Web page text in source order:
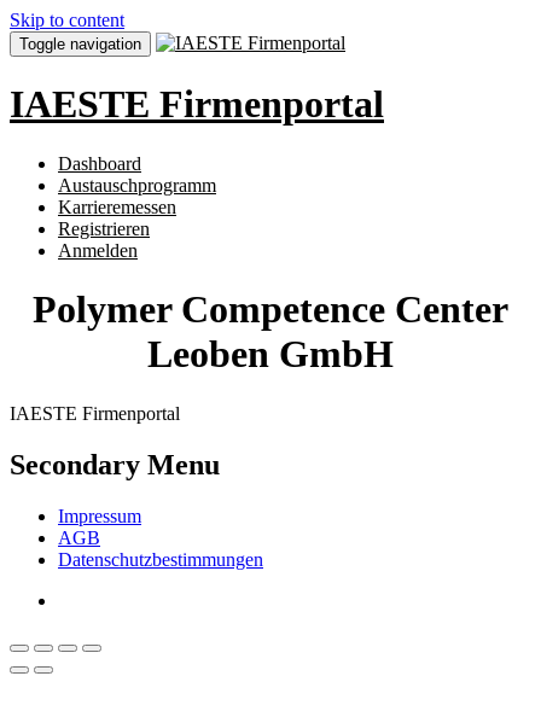
Skip to content
Toggle navigation
IAESTE Firmenportal
Dashboard
Austauschprogramm
Karrieremessen
Registrieren
Anmelden
Polymer Competence Center
Leoben GmbH
IAESTE Firmenportal
Secondary Menu
Impressum
AGB
Datenschutzbestimmungen